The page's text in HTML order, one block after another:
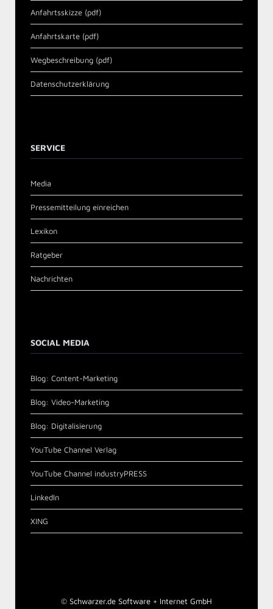
Anfahrtsskizze (pdf)
Anfahrtskarte (pdf)
Wegbeschreibung (pdf)
Datenschutzerklärung
SERVICE
Media
Pressemitteilung einreichen
Lexikon
Ratgeber
Nachrichten
SOCIAL MEDIA
Blog: Content-Marketing
Blog: Video-Marketing
Blog: Digitalisierung
YouTube Channel Verlag
YouTube Channel industryPRESS
LinkedIn
XING
© Schwarzer.de Software + Internet GmbH